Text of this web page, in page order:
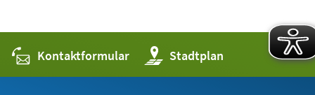
Kontaktformular Stadtplan
(Öffnet
in
einem